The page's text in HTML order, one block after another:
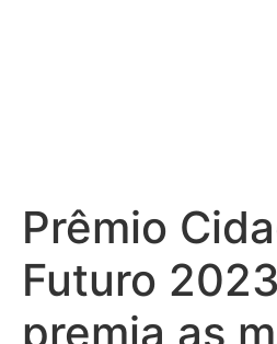
Prêmio
Futuro
premia as